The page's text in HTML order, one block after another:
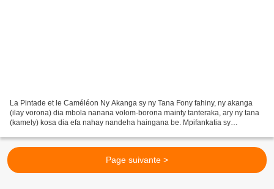
La Pintade et le Caméléon Ny Akanga sy ny Tana Fony fahiny, ny akanga
(ilay vorona) dia mbola nanana volom-borona mainty tanteraka, ary ny tana
(kamely) kosa dia efa nahay nandeha haingana be. Mpifankatia sy
Page suivante >